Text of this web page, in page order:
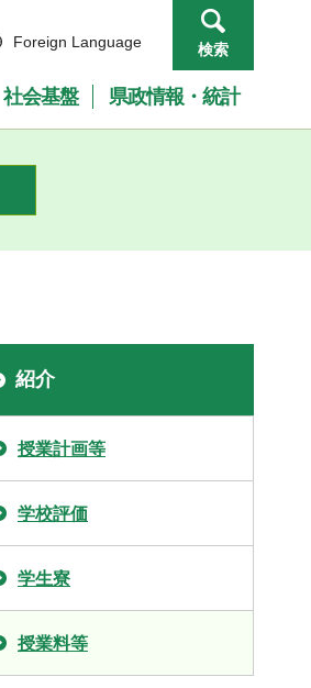
Foreign Language 検索
社会基盤 県政情報・統計
紹介
授業計画等
学校評価
学生寮
授業料等